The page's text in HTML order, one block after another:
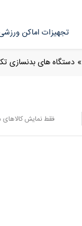
تجهیزات اماکن
» دستگاه های بدنسازی
فقط نمایش